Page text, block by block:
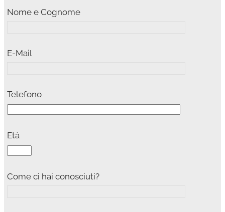
Nome e Cognome
E-Mail
Telefono
Età
Come ci hai conosciuti?